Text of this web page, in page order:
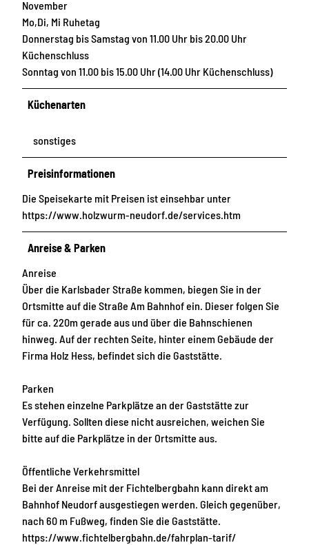
November
Mo,Di, Mi Ruhetag
Donnerstag bis Samstag von 11.00 Uhr bis 20.00 Uhr
Küchenschluss
Sonntag von 11.00 bis 15.00 Uhr (14.00 Uhr Küchenschluss)
Küchenarten
sonstiges
Preisinformationen
Die Speisekarte mit Preisen ist einsehbar unter
https://www.holzwurm-neudorf.de/services.htm
Anreise & Parken
Anreise
Über die Karlsbader Straße kommen, biegen Sie in der
Ortsmitte auf die Straße Am Bahnhof ein. Dieser folgen Sie
für ca. 220m gerade aus und über die Bahnschienen
hinweg. Auf der rechten Seite, hinter einem Gebäude der
Firma Holz Hess, befindet sich die Gaststätte.
Parken
Es stehen einzelne Parkplätze an der Gaststätte zur
Verfügung. Sollten diese nicht ausreichen, weichen Sie
bitte auf die Parkplätze in der Ortsmitte aus.
Öffentliche Verkehrsmittel
Bei der Anreise mit der Fichtelbergbahn kann direkt am
Bahnhof Neudorf ausgestiegen werden. Gleich gegenüber,
nach 60 m Fußweg, finden Sie die Gaststätte.
https://www.fichtelbergbahn.de/fahrplan-tarif/